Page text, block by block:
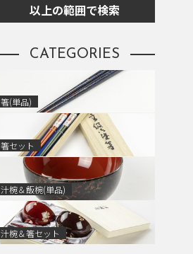
以上の範囲で検索
CATEGORIES
箸(単品)
箸セット
汁椀＆飯椀(単品)
汁椀＆箸セット